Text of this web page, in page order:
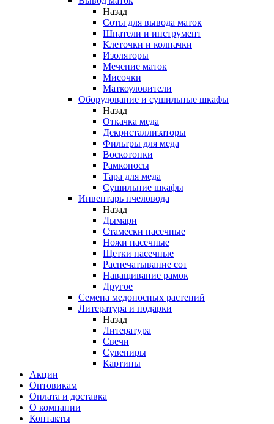
Назад
Соты для вывода маток
Шпатели и инструмент
Клеточки и колпачки
Изоляторы
Мечение маток
Мисочки
Маткоуловители
Оборудование и сушильные шкафы
Назад
Откачка меда
Декристаллизаторы
Фильтры для меда
Воскотопки
Рамконосы
Тара для меда
Сушильние шкафы
Инвентарь пчеловода
Назад
Дымари
Стамески пасечные
Ножи пасечные
Щетки пасечные
Распечатывание сот
Наващивание рамок
Другое
Семена медоносных растений
Литература и подарки
Назад
Литература
Свечи
Сувениры
Картины
Акции
Оптовикам
Оплата и доставка
О компании
Контакты